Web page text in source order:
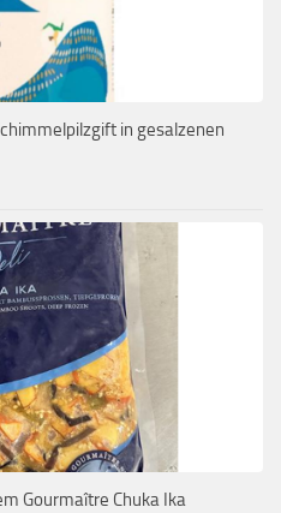
in gesalzenen
Gourmaître Chuka Ika